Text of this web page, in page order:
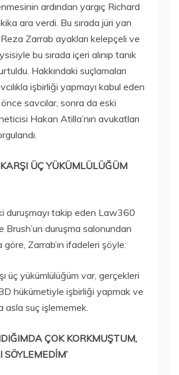
ardından yargıç Richard
ara verdi. Bu sırada jüri yan
Reza Zarrab ayakları kelepçeli ve
bu sırada içeri alınıp tanık
Hakkındaki suçlamaları
işbirliği yapmayı kabul eden
savcılar, sonra da eski
Hakan Atilla’nın avukatları
ÜÇ YÜKÜMLÜLÜĞÜM
duruşmayı takip eden Law360
Brush’un duruşma salonundan
göre, Zarrab’ın ifadeleri şöyle:
üç yükümlülüğüm var, gerçekleri
hükümetiyle işbirliği yapmak ve
asla suç işlememek.
ÇOK KORKMUŞTUM,